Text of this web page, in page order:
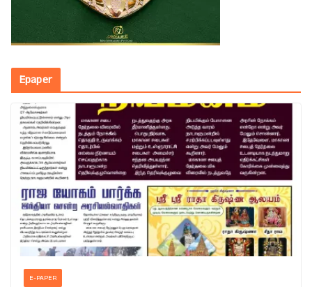
Epaper
E-PAPER